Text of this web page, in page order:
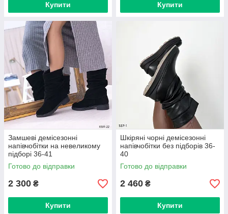
Купити Купити
Замшеві демісезонні
напівчобітки на невеликому
підборі 36-41
Готово до відправки
2 300 ₴
Купити
Шкіряні чорні демісезонні
напівчобітки без підборів 36-
40
Готово до відправки
2 460 ₴
Купити